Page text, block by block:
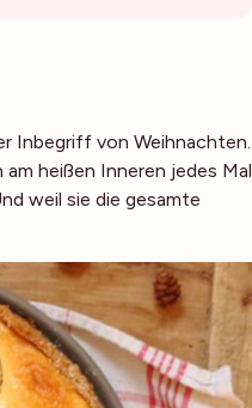
Inbegriff von Weihnachten.
am heißen Inneren jedes Mal
weil sie die gesamte